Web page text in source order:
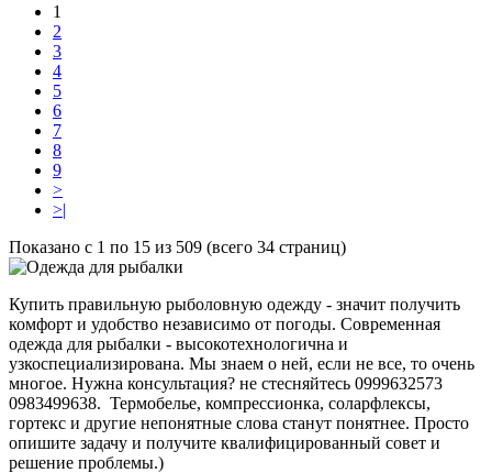
1
2
3
4
5
6
7
8
9
>
>|
Показано с 1 по 15 из 509 (всего 34 страниц)
Купить правильную рыболовную одежду - значит получить
комфорт и удобство независимо от погоды. Современная
одежда для рыбалки - высокотехнологична и
узкоспециализирована. Мы знаем о ней, если не все, то очень
многое. Нужна консультация? не стесняйтесь 0999632573
0983499638. Термобелье, компрессионка, соларфлексы,
гортекс и другие непонятные слова станут понятнее. Просто
опишите задачу и получите квалифицированный совет и
решение проблемы.)